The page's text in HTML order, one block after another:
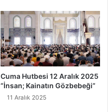
Cuma Hutbesi 12 Aralık 2025
“İnsan; Kainatın Gözbebeği”
11 Aralık 2025